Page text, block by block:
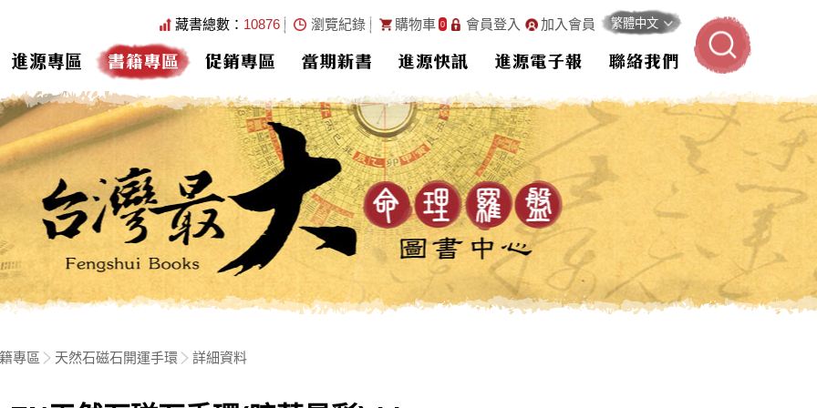
藏書總數： 10876 瀏覽紀錄 購物車 0 會員登入 加入會員
進源專區 書籍專區 促銷專區 當期新書 進源快訊 進源電子報 聯絡我們
專區 天然石磁石開運手環 詳細資料